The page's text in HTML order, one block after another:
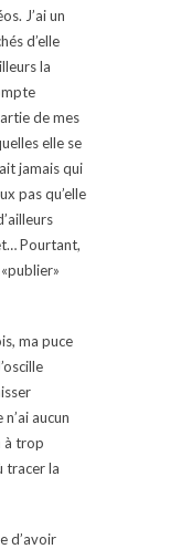
J’ai un
d’elle
la
de mes
elle se
jamais qui
pas qu’elle
Pourtant,
ma puce
aucun
à trop
tracer la
d’avoir